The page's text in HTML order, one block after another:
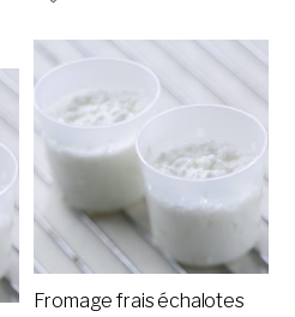
Fromage frais échalotes